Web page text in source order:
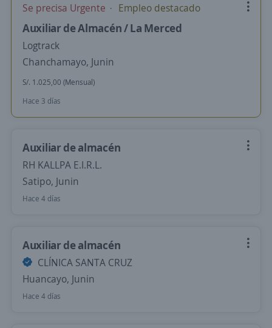
Se precisa Urgente Empleo destacado
Auxiliar de Almacén / La Merced
Logtrack
Chanchamayo, Junin
S/. 1.025,00 (Mensual)
Hace 3 días
Auxiliar de almacén
RH KALLPA E.I.R.L.
Satipo, Junin
Hace 4 días
Auxiliar de almacén
CLÍNICA SANTA CRUZ
Huancayo, Junin
Hace 4 días